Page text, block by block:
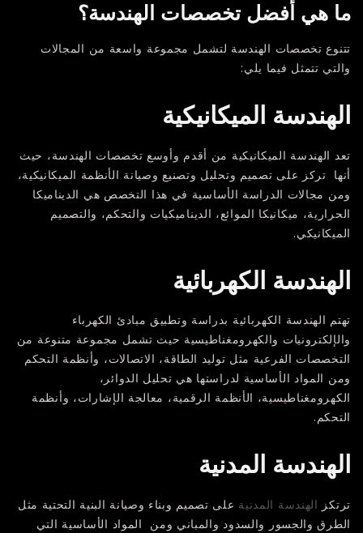
ما هي أفضل تخصصات الهندسة؟
تتنوع تخصصات الهندسة لتشمل مجموعة واسعة من المجالات
والتي تتمثل فيما يلي:
الهندسة الميكانيكية
تعد الهندسة الميكانيكية من أقدم وأوسع تخصصات الهندسة، حيث
أنها تركز على تصميم وتحليل وتصنيع وصيانة الأنظمة الميكانيكية،
ومن مجالات الدراسة الأساسية في هذا التخصص هي الديناميكا
الحرارية، ميكانيكا الموائع، الديناميكيات والتحكم، والتصميم
الميكانيكي.
الهندسة الكهربائية
تهتم الهندسة الكهربائية بدراسة وتطبيق مبادئ الكهرباء
والإلكترونيات والكهرومغناطيسية حيث تشمل مجموعة متنوعة من
التخصصات الفرعية مثل توليد الطاقة، الاتصالات، وأنظمة التحكم
ومن المواد الأساسية لدراستها هي تحليل الدوائر،
الكهرومغناطيسية، الأنظمة الرقمية، معالجة الإشارات، وأنظمة
التحكم.
الهندسة المدنية
ترتكز الهندسة المدنية على تصميم وبناء وصيانة البنية التحتية مثل
الطرق والجسور والسدود والمباني ومن المواد الأساسية التي